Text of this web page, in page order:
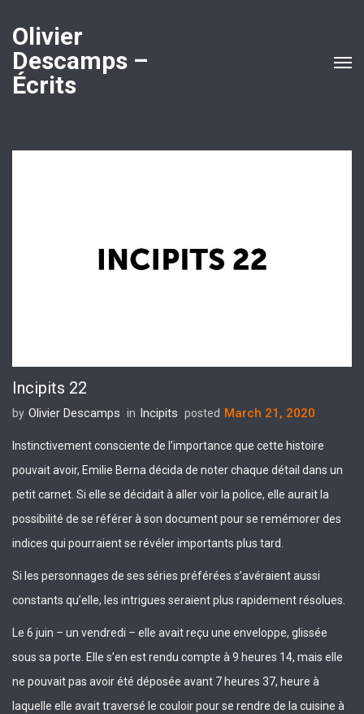
Olivier
Descamps –
Écrits
Incipits 22
by Olivier Descamps in Incipits posted March 21, 2020
Instinctivement consciente de l’importance que cette histoire
pouvait avoir, Emilie Berna décida de noter chaque détail dans un
petit carnet. Si elle se décidait à aller voir la police, elle aurait la
possibilité de se référer à son document pour se remémorer des
indices qui pourraient se révéler importants plus tard.
Si les personnages de ses séries préférées s’avéraient aussi
constants qu’elle, les intrigues seraient plus rapidement résolues.
Le 6 juin – un vendredi – elle avait reçu une enveloppe, glissée
sous sa porte. Elle s’en est rendu compte à 9 heures 14, mais elle
ne pouvait pas avoir été déposée avant 7 heures 37, heure à
laquelle elle avait traversé le couloir pour se rendre de la cuisine à